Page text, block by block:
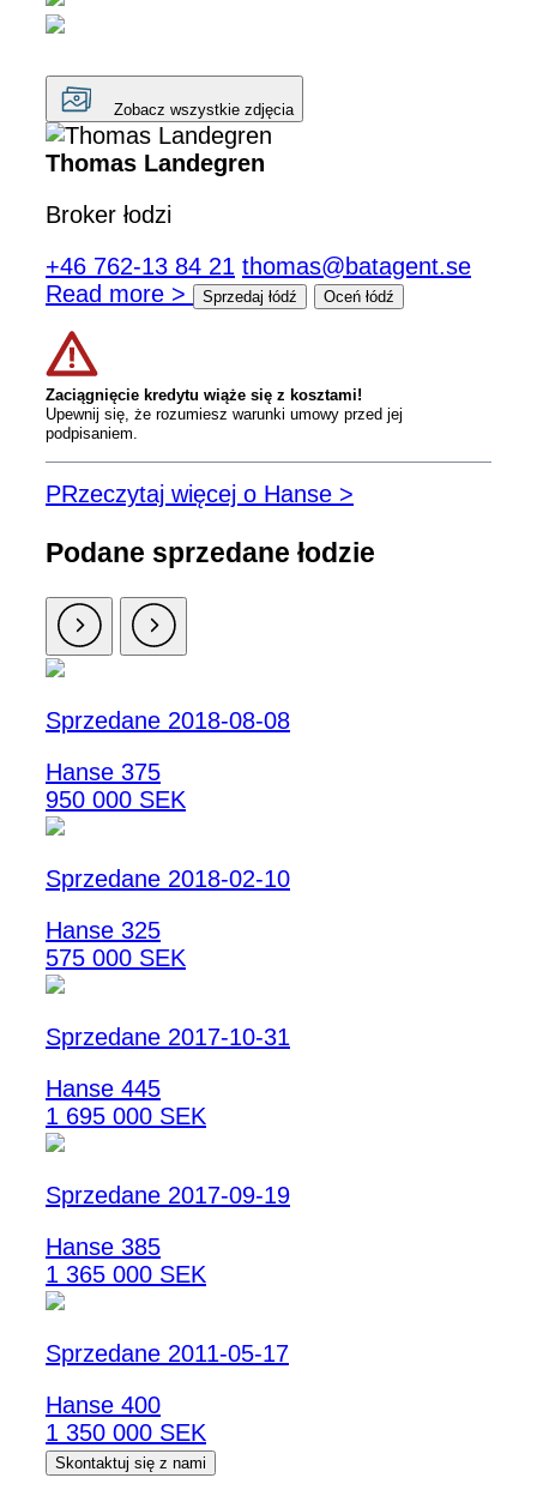
Zobacz wszystkie zdjęcia
Thomas Landegren
Broker łodzi
+46 762-13 84 21 thomas@batagent.se
Read more >
Sprzedaj łódź Oceń łódź
Zaciągnięcie kredytu wiąże się z kosztami!
Upewnij się, że rozumiesz warunki umowy przed jej
podpisaniem.
PRzeczytaj więcej o Hanse >
Podane sprzedane łodzie
Sprzedane 2018-08-08
Hanse 375
950 000 SEK
Sprzedane 2018-02-10
Hanse 325
575 000 SEK
Sprzedane 2017-10-31
Hanse 445
1 695 000 SEK
Sprzedane 2017-09-19
Hanse 385
1 365 000 SEK
Sprzedane 2011-05-17
Hanse 400
1 350 000 SEK
Skontaktuj się z nami